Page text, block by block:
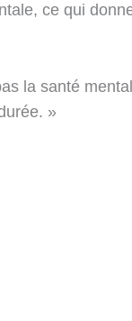
ce qui
la santé
»